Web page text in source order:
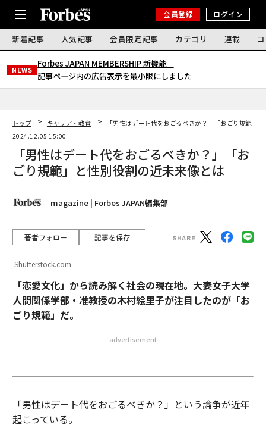
会員登録 ログイン
新着記事 人気記事 会員限定記事 カテゴリ 連載
NEWS
Forbes JAPAN MEMBERSHIP 新機能｜
記事ページ内の広告表示を最小限にしました
トップ キャリア・教育
「男性はデート代をおごるべきか？」「おごり規範」
2024.12.05 15:00
「男性はデート代をおごるべきか？」「お
ごり規範」と性別役割の近未来像とは
magazine | Forbes JAPAN編集部
著者フォロー 記事を保存
Shutterstock.com
「恋愛文化」から読み解く社会の現在地。大妻女子大学
人間関係学部・准教授の木村絵里子が注目したのが「お
ごり規範」だ。
advertisement
「男性はデート代をおごるべきか？」という論争が近年
起こっている。